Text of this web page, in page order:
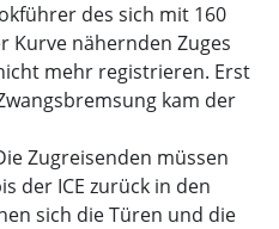
des sich mit 160
Kurve nähernden Zuges
mehr registrieren. Erst
kam der
Zugreisenden müssen
der ICE zurück in den
sich die Türen und die